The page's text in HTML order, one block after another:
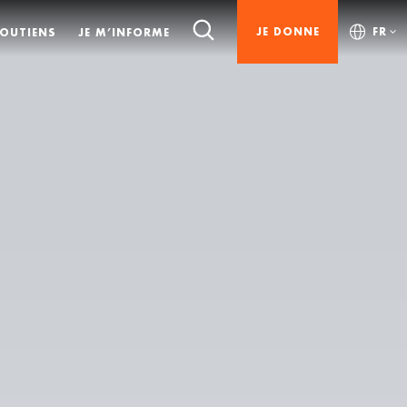
JE M’INFORME JE DONNE FR